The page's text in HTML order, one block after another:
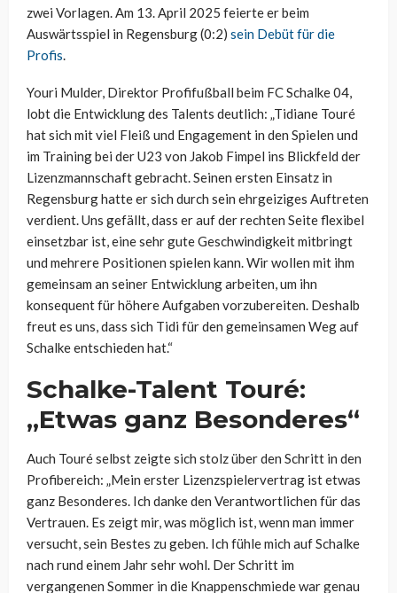
zwei Vorlagen. Am 13. April 2025 feierte er beim
Auswärtsspiel in Regensburg (0:2) sein Debüt für die
Profis.
Youri Mulder, Direktor Profifußball beim FC Schalke 04,
lobt die Entwicklung des Talents deutlich: „Tidiane Touré
hat sich mit viel Fleiß und Engagement in den Spielen und
im Training bei der U23 von Jakob Fimpel ins Blickfeld der
Lizenzmannschaft gebracht. Seinen ersten Einsatz in
Regensburg hatte er sich durch sein ehrgeiziges Auftreten
verdient. Uns gefällt, dass er auf der rechten Seite flexibel
einsetzbar ist, eine sehr gute Geschwindigkeit mitbringt
und mehrere Positionen spielen kann. Wir wollen mit ihm
gemeinsam an seiner Entwicklung arbeiten, um ihn
konsequent für höhere Aufgaben vorzubereiten. Deshalb
freut es uns, dass sich Tidi für den gemeinsamen Weg auf
Schalke entschieden hat.“
Schalke-Talent Touré:
„Etwas ganz Besonderes“
Auch Touré selbst zeigte sich stolz über den Schritt in den
Profibereich: „Mein erster Lizenzspielervertrag ist etwas
ganz Besonderes. Ich danke den Verantwortlichen für das
Vertrauen. Es zeigt mir, was möglich ist, wenn man immer
versucht, sein Bestes zu geben. Ich fühle mich auf Schalke
nach rund einem Jahr sehr wohl. Der Schritt im
vergangenen Sommer in die Knappenschmiede war genau